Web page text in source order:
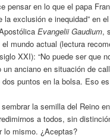
pensar en lo que el papa
la exclusión e inequidad” en
Evangelii Gaudium,
mundo actual (lectura
XXI): “No puede ser que
un anciano en situación de
puntos en la bolsa. Eso
la semilla del Reino
a todos, sin
lo mismo. ¿Aceptas?